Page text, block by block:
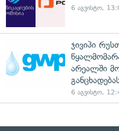
6 აგვისტო,
ჯივიპი
არეალში
6 აგვისტო,